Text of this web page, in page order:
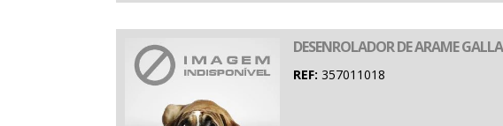
DESENROLADOR DE ARAME
REF: 357011018